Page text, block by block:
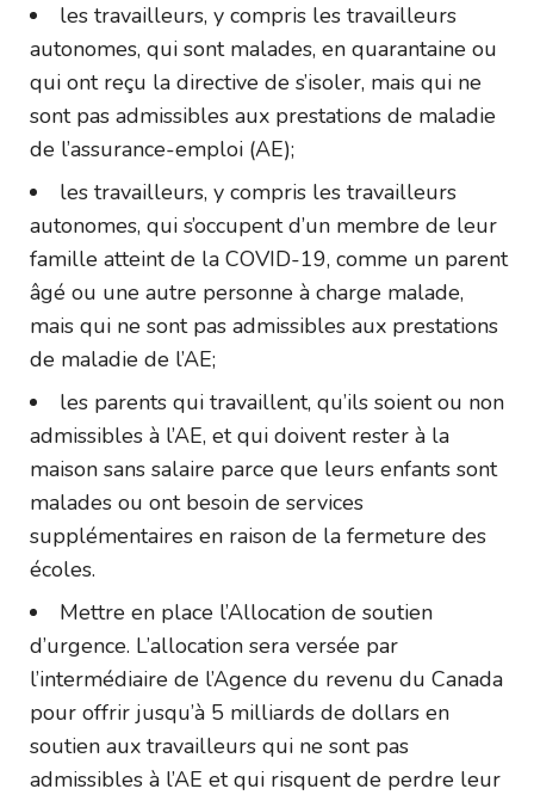
les travailleurs, y compris les travailleurs
autonomes, qui sont malades, en quarantaine ou
qui ont reçu la directive de s’isoler, mais qui ne
sont pas admissibles aux prestations de maladie
de l’assurance-emploi (AE);
les travailleurs, y compris les travailleurs
autonomes, qui s’occupent d’un membre de leur
famille atteint de la COVID-19, comme un parent
âgé ou une autre personne à charge malade,
mais qui ne sont pas admissibles aux prestations
de maladie de l’AE;
les parents qui travaillent, qu’ils soient ou non
admissibles à l’AE, et qui doivent rester à la
maison sans salaire parce que leurs enfants sont
malades ou ont besoin de services
supplémentaires en raison de la fermeture des
écoles.
Mettre en place l’Allocation de soutien
d’urgence. L’allocation sera versée par
l’intermédiaire de l’Agence du revenu du Canada
pour offrir jusqu’à 5 milliards de dollars en
soutien aux travailleurs qui ne sont pas
admissibles à l’AE et qui risquent de perdre leur